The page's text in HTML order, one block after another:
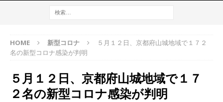
HOME 新型コロナ
５月１２日、京都府山城地域で１７２
名の新型コロナ感染が判明
５月１２日、京都府山城地域で１７
２名の新型コロナ感染が判明